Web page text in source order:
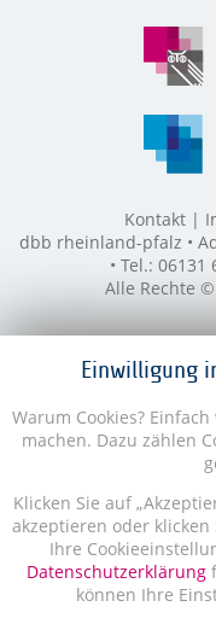
Einwilligung
Warum Cookies?
machen. Dazu zählen
Klicken Sie auf
akzeptieren oder
Ihre
Datenschutzerklärung
können Ihre
Kontakt
dbb rheinland-pfalz •
• Tel.: 06131
Alle Rechte